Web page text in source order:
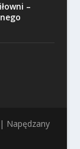
–
Napędzany